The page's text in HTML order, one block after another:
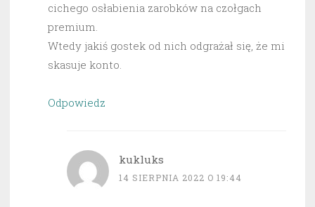
cichego osłabienia zarobków na czołgach
premium.
Wtedy jakiś gostek od nich odgrażał się, że mi
skasuje konto.
Odpowiedz
kukluks
14 SIERPNIA 2022 O 19:44